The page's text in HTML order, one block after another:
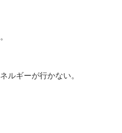
ルギーが行かない。